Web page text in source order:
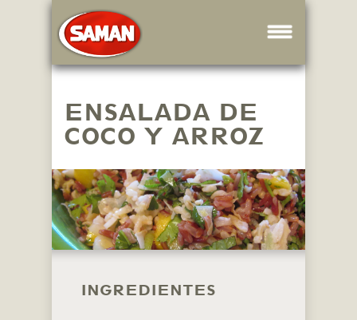
ENSALADA DE
COCO Y ARROZ
INGREDIENTES